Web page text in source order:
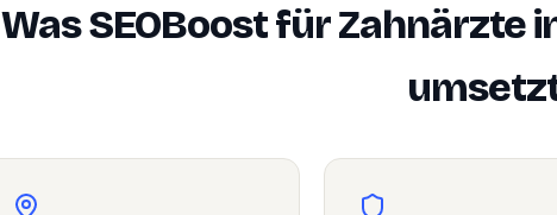
Was SEOBoost fürZahnärzte